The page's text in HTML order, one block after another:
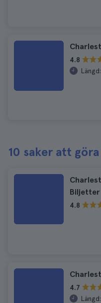
4.8
Längd:
10 saker att
Biljetter
4.8
4.7
Längd: